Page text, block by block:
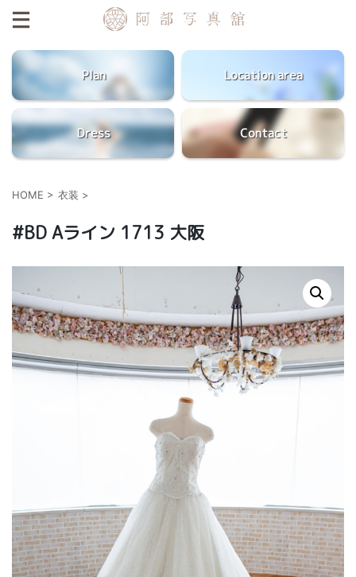
Plan Location area
Dress Contact
HOME > 衣装 >
#BD Aライン 1713 大阪